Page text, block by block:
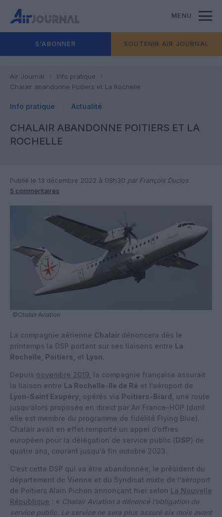
MENU
S'ABONNER SOUTENIR AIR JOURNAL
Air Journal
Info pratique
Chalair abandonne Poitiers et La Rochelle
Info pratique Actualité
CHALAIR ABANDONNE POITIERS ET LA
ROCHELLE
Publié le 13 décembre 2022 à 08h30 par François Duclos
5 commentaires
©Chalair Aviation
La compagnie aérienne Chalair dénoncera dès le
printemps la DSP portant sur ses liaisons entre La
Rochelle Poitiers , et Lyon.
Depuis novembre 2019 , la compagnie française assurait
la liaison entre La Rochelle-Ile de Ré et l’aéroport de
Lyon-Saint Exupéry , opérés via Poitiers-Biard , une route
jusqu’alors proposée en direct par Air France-HOP (dont
elle est membre du programme de fidélité Flying Blue).
Chalair avait en effet remporté un appel d’offres
européen pour la délégation de service public (DSP) de
quatre ans, courant jusqu’à fin octobre 2023.
C’est cette DSP qui va être abandonnée, le président du
département de Vienne et du Syndicat mixte de l’aéroport
de Poitiers Alain Pichon annonçant hier selon La Nouvelle
République : « Chalair Aviation a dénoncé l’obligation de
service public. Le service ne sera plus assuré six mois avant